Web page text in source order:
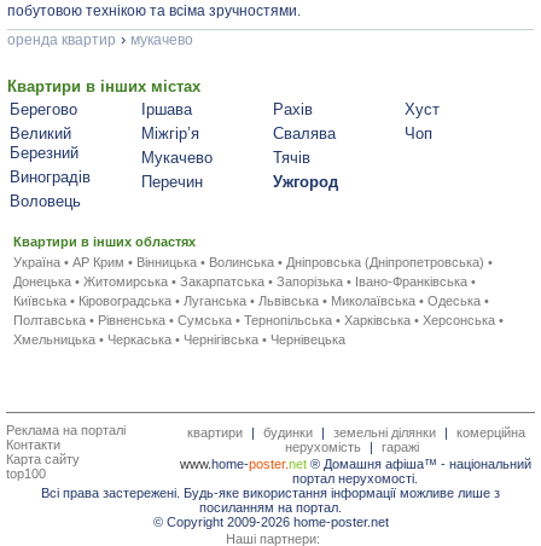
побутовою технікою та всіма зручностями.
оренда квартир › мукачево
Квартири в інших містах
Берегово
Великий
Березний
Виноградів
Воловець
Іршава
Міжгір’я
Мукачево
Перечин
Рахів
Свалява
Тячів
Ужгород
Хуст
Чоп
Квартири в інших областях
Україна • АР Крим • Вінницька • Волинська • Дніпровська (Дніпропетровська) •
Донецька • Житомирська • Закарпатська • Запорізька • Івано-Франківська •
Київська • Кіровоградська • Луганська • Львівська • Миколаївська • Одеська •
Полтавська • Рівненська • Сумська • Тернопільська • Харківська • Херсонська •
Хмельницька • Черкаська • Чернігівська • Чернівецька
Реклама на порталі
Контакти
Карта сайту
top100
квартири | будинки | земельні ділянки |
комерційна
нерухомість
|
гаражі
www.home-poster.net® Домашня афіша™ - національний
портал нерухомості.
Всі права застережені. Будь-яке використання інформації можливе лише з
посиланням на портал.
© Copyright 2009-2026 home-poster.net
Наші партнери: